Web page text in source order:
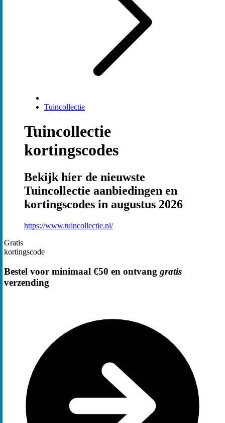
Tuincollectie
Tuincollectie
kortingscodes
Bekijk hier de nieuwste
Tuincollectie aanbiedingen en
kortingscodes in augustus 2026
https://www.tuincollectie.nl/
Gratis
kortingscode
Bestel voor minimaal €50 en ontvang gratis
verzending